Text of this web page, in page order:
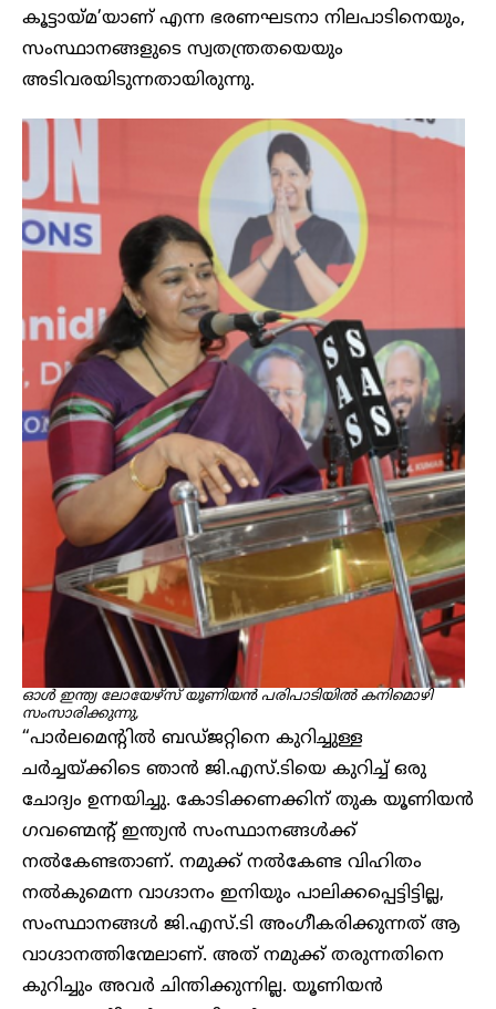
കൂട്ടായ്മ’യാണ് എന്ന ഭരണഘടനാ നിലപാടിനെയും,
സംസ്ഥാനങ്ങളുടെ സ്വതന്ത്രതയെയും
അടിവരയിടുന്നതായിരുന്നു.
ഓൾ ഇന്ത്യ ലോയേഴ്സ് യൂണിയൻ പരിപാടിയിൽ കനിമൊഴി
സംസാരിക്കുന്നു,
“പാർലമെന്റിൽ ബഡ്ജറ്റിനെ കുറിച്ചുള്ള
ചർച്ചയ്ക്കിടെ ഞാൻ ജി.എസ്.ടിയെ കുറിച്ച് ഒരു
ചോദ്യം ഉന്നയിച്ചു. കോടിക്കണക്കിന് തുക യൂണിയൻ
ഗവണ്മെന്റ് ഇന്ത്യൻ സംസ്ഥാനങ്ങൾക്ക്
നൽകേണ്ടതാണ്. നമുക്ക് നൽകേണ്ട വിഹിതം
നൽകുമെന്ന വാഗ്ദാനം ഇനിയും പാലിക്കപ്പെട്ടിട്ടില്ല,
സംസ്ഥാനങ്ങൾ ജി.എസ്.ടി അംഗീകരിക്കുന്നത് ആ
വാഗ്ദാനത്തിന്മേലാണ്. അത് നമുക്ക് തരുന്നതിനെ
കുറിച്ചും അവർ ചിന്തിക്കുന്നില്ല. യൂണിയൻ